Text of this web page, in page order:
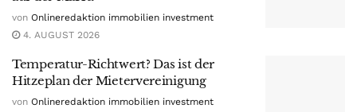
von Onlineredaktion immobilien investment
4. AUGUST 2026
Temperatur-Richtwert? Das ist der
Hitzeplan der Mietervereinigung
von Onlineredaktion immobilien investment